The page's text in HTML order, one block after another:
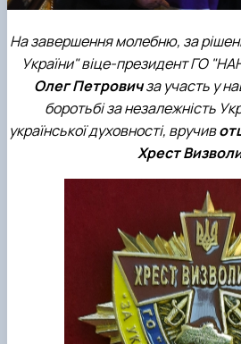
На завершення молебню, за
України" віце-президент ГО
Олег Петровичза участь у
боротьбі за незалежність
української духовності, вручив
Хрест